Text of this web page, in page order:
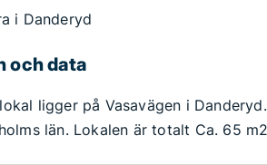
i Danderyd
och data
ligger på Vasavägen i
län. Lokalen är totalt Ca. 65